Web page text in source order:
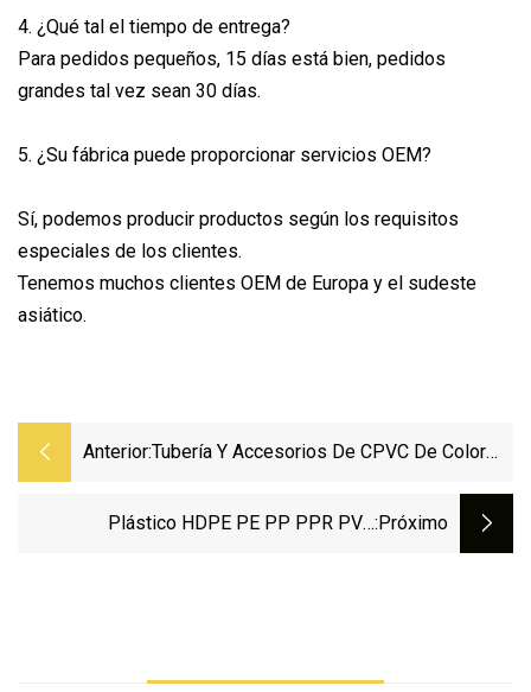
4. ¿Qué tal el tiempo de entrega?
Para pedidos pequeños, 15 días está bien, pedidos
grandes tal vez sean 30 días.
5. ¿Su fábrica puede proporcionar servicios OEM?
Sí, podemos producir productos según los requisitos
especiales de los clientes.
Tenemos muchos clientes OEM de Europa y el sudeste
asiático.
Anterior:Tubería Y Accesorios De CPVC De Color
Plástico HDPE PE PP PPR PVC:próximo